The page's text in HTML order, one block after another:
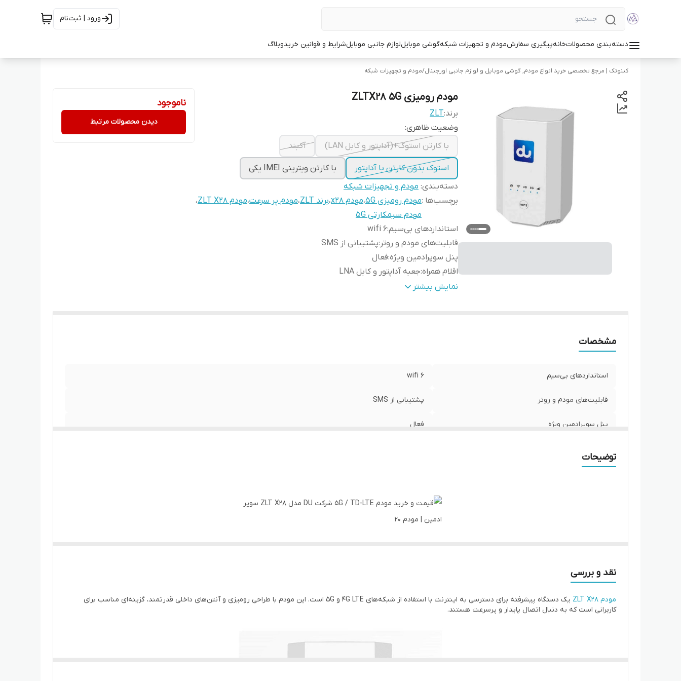
ورود | ثبت‌نام
دسته‌بندی محصولاتخانهپیگیری سفارشمودم و تجهیزات شبکهگوشی موبایللوازم جانبی موبایلشرایط و قوانین خریدوبلاگ
کینوتک | مرجع تخصصی خرید انواع مودم, گوشی موبایل و لوازم جانبی اورجینال/مودم و تجهیزات شبکه
مودم رومیزی ZLTX28 5G
برند:ZLT
وضعیت ظاهری:
با کارتن استوک+(آداپتور و کابل LAN)
آکبند
استوک بدون کارتن با آداپتور
با کارتن ویترینی IMEI یکی
دسته‌بندی: مودم و تجهیزات شبکه
برچسب‌ها :مودم رومیزی 5G ،مودم x28 ،برند ZLT ،مودم پر سرعت،مودم ZLT X28
،
مودم سیمکارتی 5G
استانداردهای بی‌سیم:wifi ۶
قابلیت‌های مودم و روتر :پشتیبانی از SMS
پنل سوپرادمین ویژه:فعال
اقلام همراه:جعبه آداپتور و کابل LNA
مناسب :دانشجوها و دانش آموزاننمایش بیشتر
ناموجود
دیدن محصولات مرتبط
مشخصات
استانداردهای بی‌سیم wifi ۶
قابلیت‌های مودم و روتر پشتیبانی از SMS
پنل سوپرادمین ویژه فعال
پشتیبانی از اتصال همزمان تا 64 دستگاه
مدل چیپست
نوع اتصال باسیم (LAN)، بی‌سیم (Wi-Fi)
توضیحات
نقد و بررسی
مودم ZLT X28
یک دستگاه پیشرفته برای دسترسی به اینترنت با استفاده از شبکه‌های 4G LTE و 5G است. این مودم با طراحی رومیزی و آنتن‌های داخلی قدرتمند، گزینه‌ای مناسب برای
کاربرانی است که به دنبال اتصال پایدار و پرسرعت هستند.